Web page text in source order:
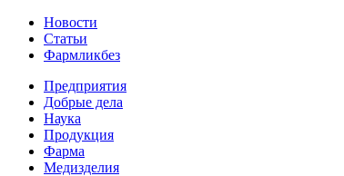
Новости
Статьи
Фармликбез
Предприятия
Добрые дела
Наука
Продукция
Фарма
Медизделия